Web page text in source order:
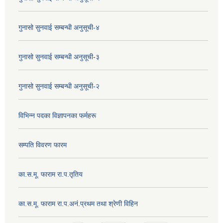
गुनासो सुनवाई सम्बन्धी अनुसूची-४
गुनासो सुनवाई सम्बन्धी अनुसूची-३
गुनासो सुनवाई सम्बन्धी अनुसूची-२
विभिन्न पदका विज्ञापनका फर्महरू
सम्पति विवरण फारम
का.स.मू. फाराम रा.प.तृतिय
का.स.मू. फाराम रा.प.अनं.प्रथम तथा श्रेणी विहिन